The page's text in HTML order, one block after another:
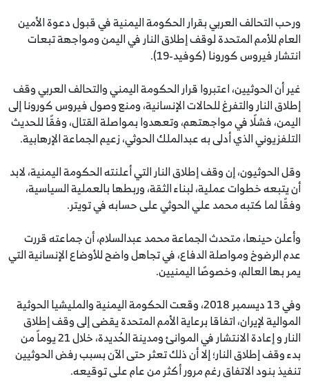
ورحب التحالف العربي بقرار الحكومة اليمنية في قبول دعوة الأمين
العام للأمم المتحدة لوقف إطلاق النار في اليمن ومواجهة تبعات
انتشار فيروس كورونا (كوفيد-19).
غير أن الحوثيين، اعتبروا قرار الحكومة اليمني والتحالف العربي وقف
إطلاق النار والتفرغ للحالات الإنسانية، ومنع وصول فيروس كورونا إلى
اليمن، فشلًا في مواجهتهم، وتعهدوا بمواصلة القتال، وفقًا للحديث
التلفزيوني الذي أدلى به عبدالملك الحوثي، زعيم الجماعة الإرهابية.
وقل الحوثيون، إن وقف إطلاق النار التي أعلنته الحكومة اليمنية، لابد
أن يتبعه خطوات عملية، لبناء الثقة، وربطها بالعملية السياسية،
وفقًا لما كتبه محمد علي الحوثي على حسابه في تويتر.
وأعلن حينها، متحدث الجماعة محمد عبدالسلام، أن جماعته قررت
عدم الرضوخ ومواصلة الدفاع، في تجاهل واضح للأوضاع الإنسانية التي
يمر بها العالم، وخصوصًا اليمنيين.
وفي 13 ديسمبر 2018، وقعت الحكومة اليمنية والمليشيا الحوثية
الموالية لإيران، اتفاقا برعاية الأمم المتحدة يقضى إلى وقف إطلاق
النار و إعادة الانتشار في الموانئ ومدينة الحُديدة، خلال 21 يوماً من
بدء وقف إطلاق النار؛ إلا أن ذلك تعثر حتى الآن بسبب رفض الحوثيين
تنفيذ بنود الاتفاق رغم مرور أكثر من عام على توقيعه.